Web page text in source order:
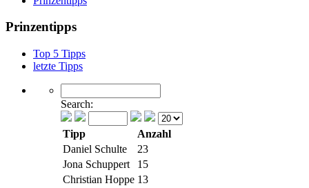
Prinzentipps
Top 5 Tipps
letzte Tipps
Search:
Tipp
Anzahl
Daniel Schulte
23
Jona Schuppert
15
Christian Hoppe 13